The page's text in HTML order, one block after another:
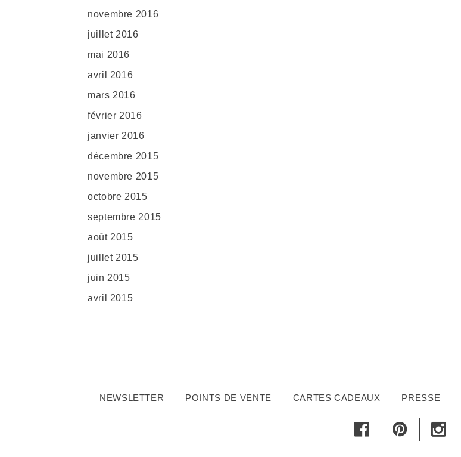
novembre 2016
juillet 2016
mai 2016
avril 2016
mars 2016
février 2016
janvier 2016
décembre 2015
novembre 2015
octobre 2015
septembre 2015
août 2015
juillet 2015
juin 2015
avril 2015
NEWSLETTER POINTS DE VENTE CARTES CADEAUX PRESSE